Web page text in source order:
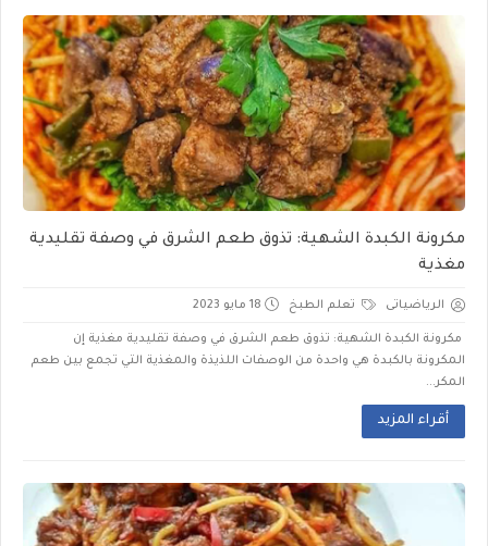
مكرونة الكبدة الشهية: تذوق طعم الشرق في وصفة تقليدية
مغذية
الرياضياتى تعلم الطبخ 18 مايو 2023
مكرونة الكبدة الشهية: تذوق طعم الشرق في وصفة تقليدية مغذية إن
المكرونة بالكبدة هي واحدة من الوصفات اللذيذة والمغذية التي تجمع بين طعم
المكر...
أقراء المزيد